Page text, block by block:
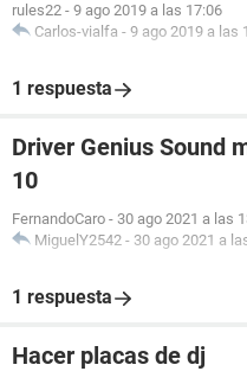
rules22 - 9 ago 2019 a las 17:06
Carlos-vialfa - 9 ago 2019 a las
1 respuesta
Driver Genius Sound
10
FernandoCaro - 30 ago 2021 a las
MiguelY2542 - 30 ago 2021 a
1 respuesta
Hacer placas de dj